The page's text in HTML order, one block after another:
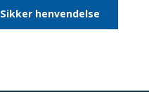
Sikker henvendelse